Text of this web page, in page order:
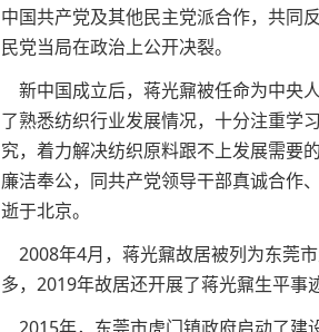
中国共产党及其他民主党派合作，共同
民党当局在政治上公开决裂。
新中国成立后，蒋光鼐被任命为中央
了熟悉纺织行业发展情况，十分注重学
究，着力解决纺织原料跟不上发展需要
廉洁奉公，同共产党领导干部真诚合作
逝于北京。
2008年4月，蒋光鼐故居被列为东莞
多，2019年故居还开展了蒋光鼐生平事